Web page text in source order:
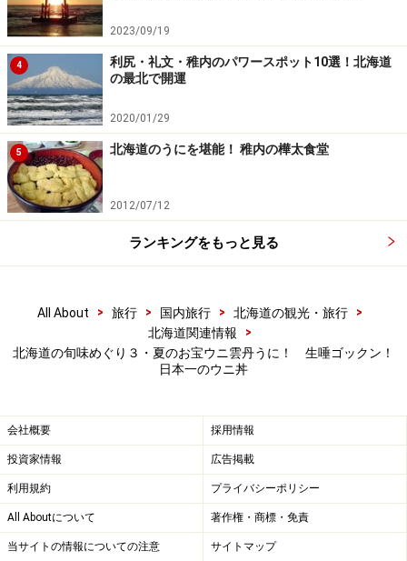
2023/09/19
4
利尻・礼文・稚内のパワースポット10選！北海道
の最北で開運
2020/01/29
5 北海道のうにを堪能！ 稚内の樺太食堂
2012/07/12
ランキングをもっと見る
All About > 旅行 > 国内旅行 > 北海道の観光・旅行
>
北海道関連情報
>
北海道の旬味めぐり３・夏のお宝ウニ雲丹うに！ 生唾ゴックン！
日本一のウニ丼
会社概要 採用情報
投資家情報 広告掲載
利用規約 プライバシーポリシー
All Aboutについて 著作権・商標・免責
当サイトの情報についての注意 サイトマップ